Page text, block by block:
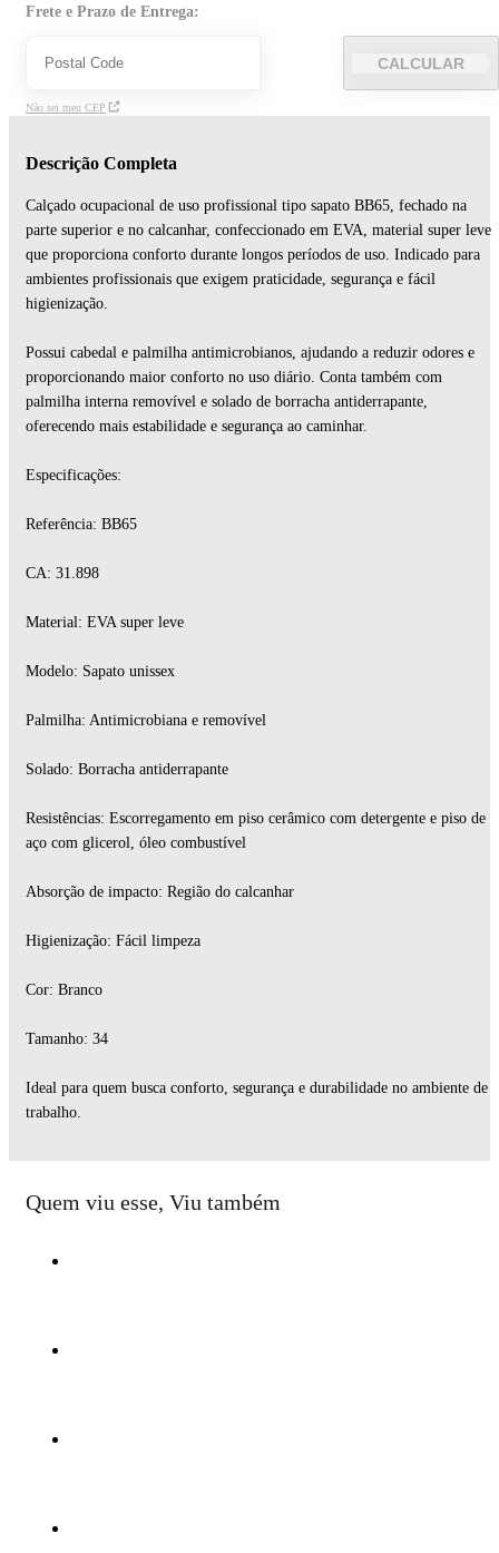
Frete e Prazo de Entrega:
CALCULAR
Não sei meu CEP
Descrição Completa
Calçado ocupacional de uso profissional tipo sapato BB65, fechado na
parte superior e no calcanhar, confeccionado em EVA, material super leve
que proporciona conforto durante longos períodos de uso. Indicado para
ambientes profissionais que exigem praticidade, segurança e fácil
higienização.
Possui cabedal e palmilha antimicrobianos, ajudando a reduzir odores e
proporcionando maior conforto no uso diário. Conta também com
palmilha interna removível e solado de borracha antiderrapante,
oferecendo mais estabilidade e segurança ao caminhar.
Especificações:
Referência: BB65
CA: 31.898
Material: EVA super leve
Modelo: Sapato unissex
Palmilha: Antimicrobiana e removível
Solado: Borracha antiderrapante
Resistências: Escorregamento em piso cerâmico com detergente e piso de
aço com glicerol, óleo combustível
Absorção de impacto: Região do calcanhar
Higienização: Fácil limpeza
Cor: Branco
Tamanho: 34
Ideal para quem busca conforto, segurança e durabilidade no ambiente de
trabalho.
Quem viu esse, Viu também